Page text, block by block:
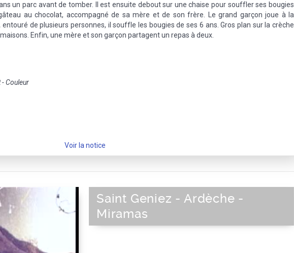
un parc avant de tomber. Il est ensuite debout sur une chaise pour souffler ses bougies
au chocolat, accompagné de sa mère et de son frère. Le grand garçon joue à la
de plusieurs personnes, il souffle les bougies de ses 6 ans. Gros plan sur la crèche
Enfin, une mère et son garçon partagent un repas à deux.
Couleur
Voir la notice
Saint Geniez - Ardèche -
Miramas